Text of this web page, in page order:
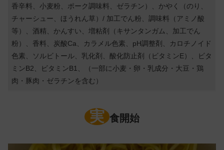
香辛料、小麦粉、ポーク調味料、ゼラチン）、かやく（のり、
チャーシュー、ほうれん草）/ 加工でん粉、調味料（アミノ酸
等）、酒精、かんすい、増粘剤（キサンタンガム、加工でん
粉）、香料、炭酸Ca、カラメル色素、pH調整剤、カロチノイド
色素、ソルビトール、乳化剤、酸化防止剤（ビタミンE）、ビタ
ミンB2、ビタミンB1、（一部に小麦・卵・乳成分・大豆・鶏
肉・豚肉・ゼラチンを含む）
実 食開始